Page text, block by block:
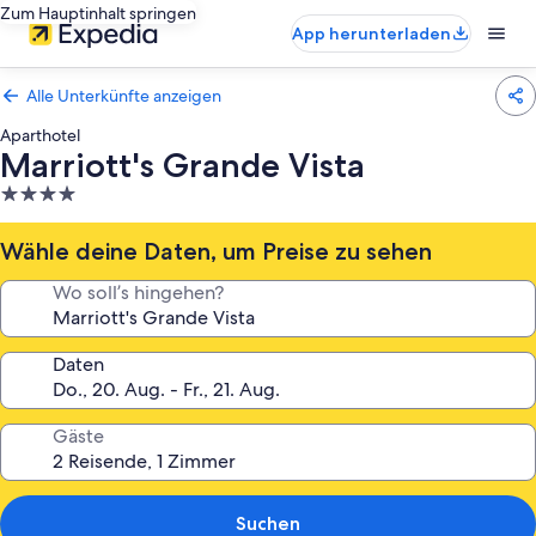
Zum Hauptinhalt springen
App herunterladen
Alle Unterkünfte anzeigen
Aparthotel
Marriott's Grande Vista
4.0-
Sterne-
Unterkunft
Wähle deine Daten, um Preise zu sehen
Wo soll’s hingehen?
Daten
Gäste
Suchen